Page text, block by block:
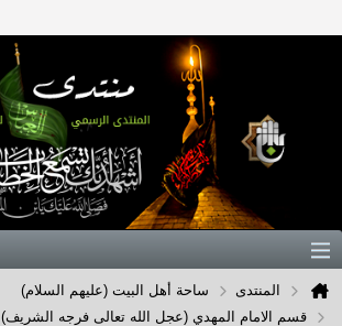
المنتدى
ساحة أهل البيت (عليهم السلام)
قسم الامام المهدي (عجل الله تعالى فرجه الشريف)